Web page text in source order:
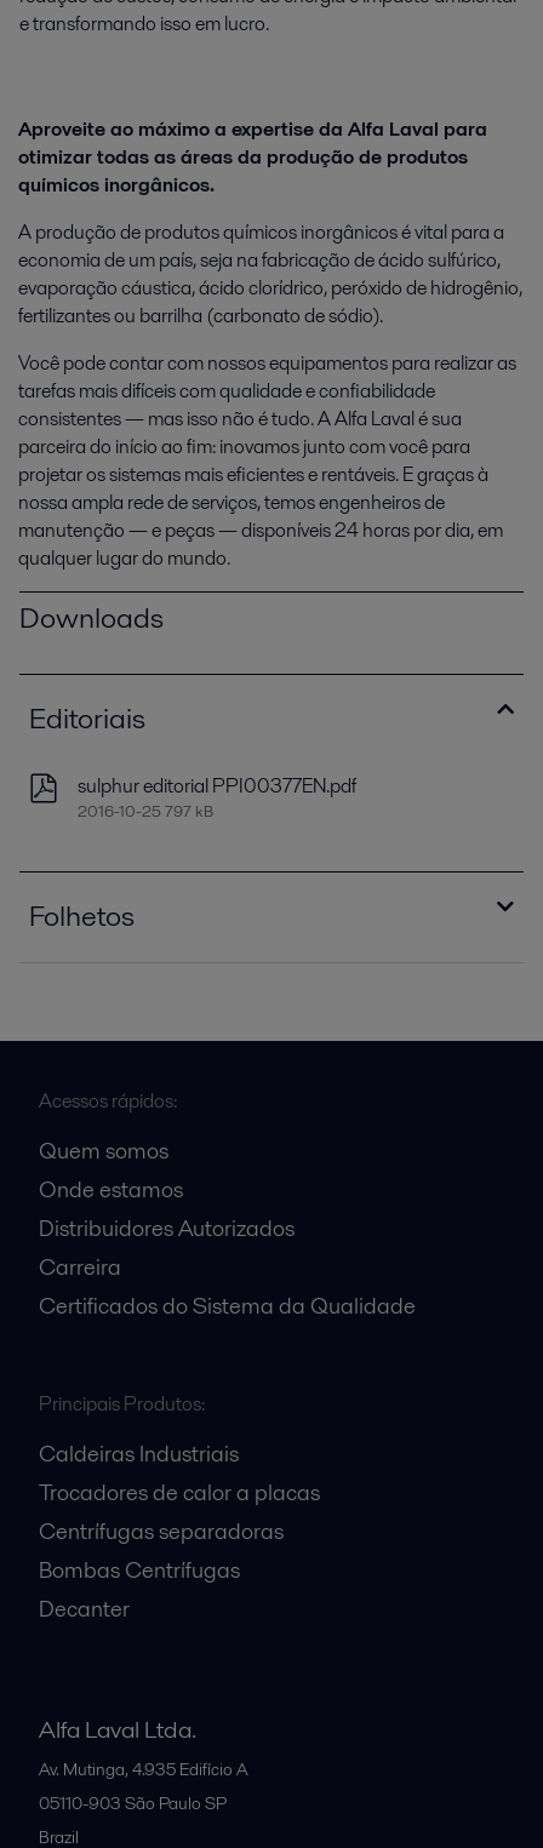
e transformando isso em lucro.
Aproveite ao máximo a expertise da Alfa Laval para
otimizar todas as áreas da produção de produtos
químicos inorgânicos.
A produção de produtos químicos inorgânicos é vital para a
economia de um país, seja na fabricação de ácido sulfúrico,
evaporação cáustica, ácido clorídrico, peróxido de hidrogênio,
fertilizantes ou barrilha (carbonato de sódio).
Você pode contar com nossos equipamentos para realizar as
tarefas mais difíceis com qualidade e confiabilidade
consistentes — mas isso não é tudo. A Alfa Laval é sua
parceira do início ao fim: inovamos junto com você para
projetar os sistemas mais eficientes e rentáveis. E graças à
nossa ampla rede de serviços, temos engenheiros de
manutenção — e peças — disponíveis 24 horas por dia, em
qualquer lugar do mundo.
Downloads
Editoriais
sulphur editorial PPI00377EN.pdf
2016-10-25 797 kB
Folhetos
Acessos rápidos:
Quem somos
Onde estamos
Distribuidores Autorizados
Carreira
Certificados do Sistema da Qualidade
Principais Produtos:
Caldeiras Industriais
Trocadores de calor a placas
Centrífugas separadoras
Bombas Centrífugas
Decanter
Alfa Laval Ltda.
Av. Mutinga, 4.935 Edifício A
05110-903 São Paulo SP
Brazil